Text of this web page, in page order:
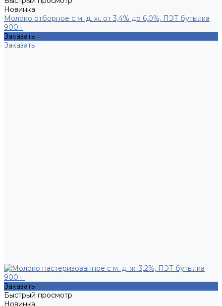
Новинка
Молоко отборное с м. д. ж. от 3,4% до 6,0%, ПЭТ бутылка
900 г
Заказать
Заказать
Заказать
Быстрый просмотр
Новинка